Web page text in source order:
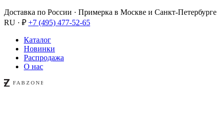
Доставка по России · Примерка в Москве и Санкт-Петербурге
RU · ₽ +7 (495) 477-52-65
Каталог
Новинки
Распродажа
О нас